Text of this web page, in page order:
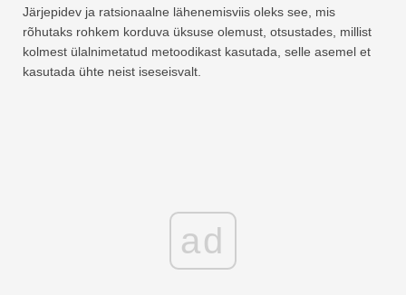
Järjepidev ja ratsionaalne lähenemisviis oleks see, mis
rõhutaks rohkem korduva üksuse olemust, otsustades, millist
kolmest ülalnimetatud metoodikast kasutada, selle asemel et
kasutada ühte neist iseseisvalt.
ad